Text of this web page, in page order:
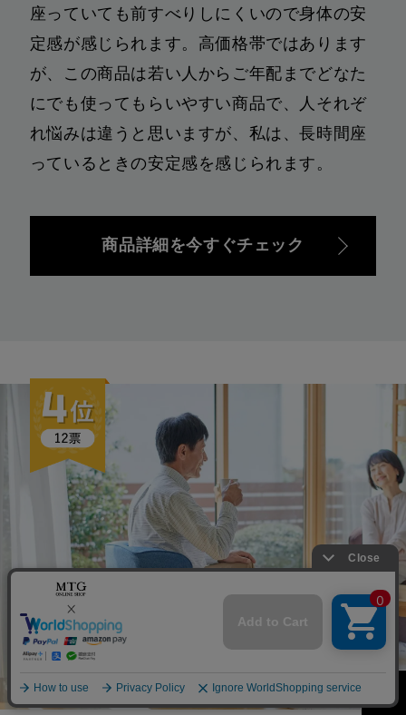
座っていても前すべりしにくいので身体の安
定感が感じられます。高価格帯ではあります
が、この商品は若い人からご年配までどなた
にでも使ってもらいやすい商品で、人それぞ
れ悩みは違うと思いますが、私は、長時間座
っているときの安定感を感じられます。
商品詳細を今すぐチェック